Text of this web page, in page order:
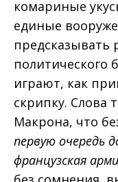
комариные
единые
предсказывать
политического
играют, как
скрипку. Слова
Макрона, что
первую очередь
французская